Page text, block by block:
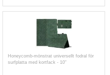
Honeycomb-mönstrat universellt fodral för
surfplatta med kortfack - 10"